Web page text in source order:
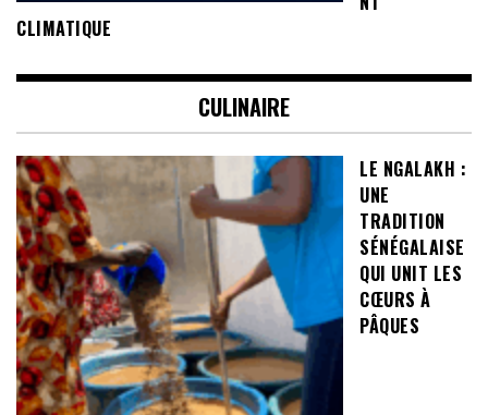
CLIMATIQUE
CULINAIRE
LE NGALAKH :
UNE
TRADITION
SÉNÉGALAISE
QUI UNIT LES
CŒURS À
PÂQUES